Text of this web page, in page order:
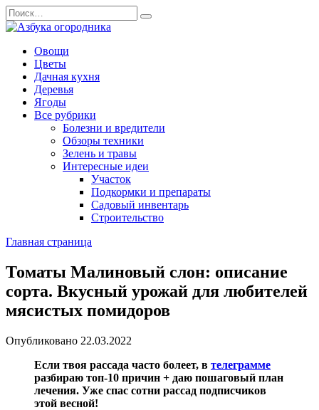
Перейти
к
содержанию
Search
for:
Овощи
Цветы
Дачная кухня
Деревья
Ягоды
Все рубрики
Болезни и вредители
Обзоры техники
Зелень и травы
Интересные идеи
Участок
Подкормки и препараты
Садовый инвентарь
Строительство
Главная страница
Томаты Малиновый слон: описание
сорта. Вкусный урожай для любителей
мясистых помидоров
Опубликовано 22.03.2022
Если твоя рассада часто болеет, в телеграмме
разбираю топ-10 причин + даю пошаговый план
лечения. Уже спас сотни рассад подписчиков
этой весной!